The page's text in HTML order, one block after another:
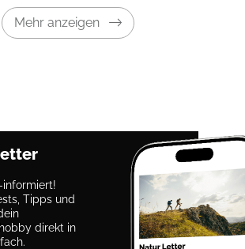
Mehr anzeigen
informiert!
Tipps und
direkt in